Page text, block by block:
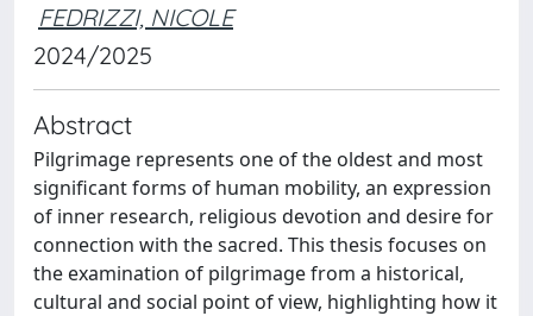
FEDRIZZI, NICOLE
2024/2025
Abstract
Pilgrimage represents one of the oldest and most
significant forms of human mobility, an expression
of inner research, religious devotion and desire for
connection with the sacred. This thesis focuses on
the examination of pilgrimage from a historical,
cultural and social point of view, highlighting how it